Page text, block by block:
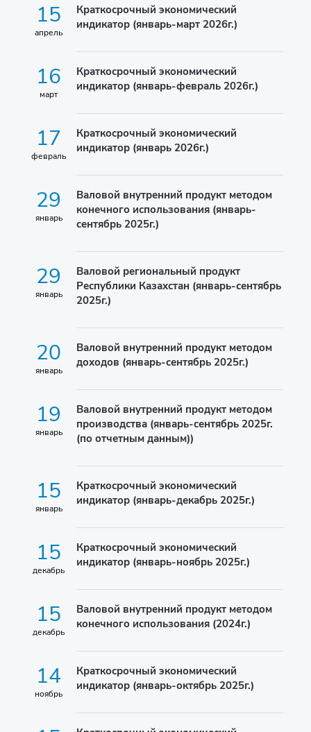
15
апрель
Краткосрочный экономический
индикатор (январь-март 2026г.)
16
март
Краткосрочный экономический
индикатор (январь-февраль 2026г.)
17
февраль
Краткосрочный экономический
индикатор (январь 2026г.)
29
январь
Валовой внутренний продукт методом
конечного использования (январь-
сентябрь 2025г.)
29
январь
Валовой региональный продукт
Республики Казахстан (январь-сентябрь
2025г.)
20
январь
Валовой внутренний продукт методом
доходов (январь-сентябрь 2025г.)
19
январь
Валовой внутренний продукт методом
производства (январь-сентябрь 2025г.
(по отчетным данным))
15
январь
Краткосрочный экономический
индикатор (январь-декабрь 2025г.)
15
декабрь
Краткосрочный экономический
индикатор (январь-ноябрь 2025г.)
15
декабрь
Валовой внутренний продукт методом
конечного использования (2024г.)
14
ноябрь
Краткосрочный экономический
индикатор (январь-октябрь 2025г.)